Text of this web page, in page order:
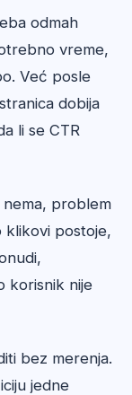
odmah
vreme,
Već posle
dobija
li se CTR
problem
klikovi postoje,
korisnik nije
bez merenja.
jedne